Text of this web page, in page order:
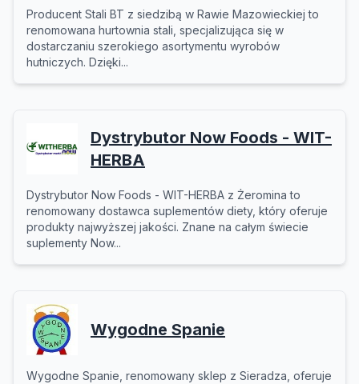
Producent Stali BT z siedzibą w Rawie Mazowieckiej to
renomowana hurtownia stali, specjalizująca się w
dostarczaniu szerokiego asortymentu wyrobów
hutniczych. Dzięki...
Dystrybutor Now Foods - WIT-
HERBA
Dystrybutor Now Foods - WIT-HERBA z Żeromina to
renomowany dostawca suplementów diety, który oferuje
produkty najwyższej jakości. Znane na całym świecie
suplementy Now...
Wygodne Spanie
Wygodne Spanie, renomowany sklep z Sieradza, oferuje